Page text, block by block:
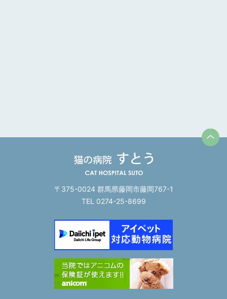
〒375-0024 群馬県藤岡市藤岡767-1
TEL 0274-25-8699